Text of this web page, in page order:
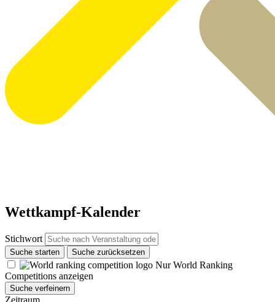
Wettkampf-Kalender
Stichwort
Suche starten Suche zurücksetzen
Nur World Ranking
Competitions anzeigen
Suche verfeinern
Zeitraum